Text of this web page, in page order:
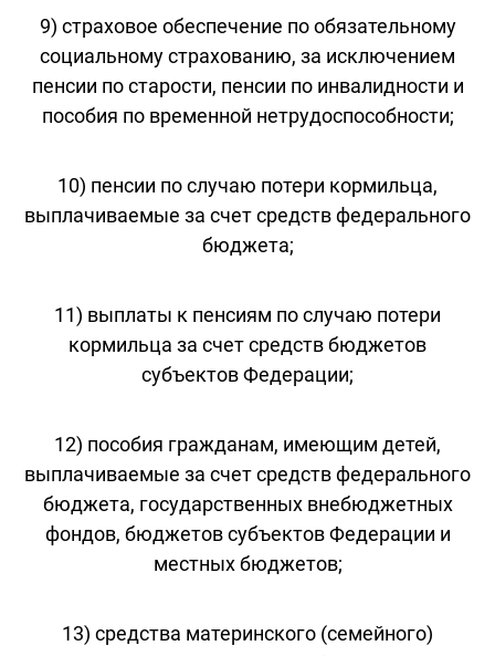
9) страховое обеспечение по обязательному
социальному страхованию, за исключением
пенсии по старости, пенсии по инвалидности и
пособия по временной нетрудоспособности;
10) пенсии по случаю потери кормильца,
выплачиваемые за счет средств федерального
бюджета;
11) выплаты к пенсиям по случаю потери
кормильца за счет средств бюджетов
субъектов Федерации;
12) пособия гражданам, имеющим детей,
выплачиваемые за счет средств федерального
бюджета, государственных внебюджетных
фондов, бюджетов субъектов Федерации и
местных бюджетов;
13) средства материнского (семейного)